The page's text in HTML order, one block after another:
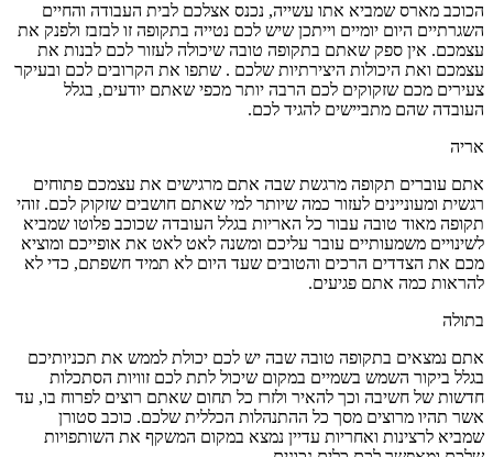
הכוכב מארס שמביא אתו עשייה, נכנס אצלכם לבית העבודה והחיים
השגרתיים היום יומיים וייתכן שיש לכם נטייה בתקופה זו לבזבז ולפנק את
עצמכם. אין ספק שאתם בתקופה טובה שיכולה לעזור לכם לבנות את
עצמכם ואת היכולות היצירתיות שלכם . שתפו את הקרובים לכם ובעיקר
צעירים מכם שזקוקים לכם הרבה יותר מכפי שאתם יודעים, בגלל
העובדה שהם מתביישים להגיד לכם.
אריה
אתם עוברים תקופה מרגשת שבה אתם מרגישים את עצמכם פתוחים
רגשית ומעוניינים לעזור כמה שיותר למי שאתם חושבים שזקוק לכם. זוהי
תקופה מאוד טובה עבור כל האריות בגלל העובדה שכוכב פלוטו שמביא
לשינויים משמעותיים עובר עליכם ומשנה לאט לאט את אופייכם ומוציא
מכם את הצדדים הרכים והטובים שעד היום לא תמיד חשפתם, כדי לא
להראות כמה אתם פגיעים.
בתולה
אתם נמצאים בתקופה טובה שבה יש לכם יכולת לממש את תכניותיכם
בגלל ביקור השמש בשמיים במקום שיכול לתת לכם זוויות הסתכלות
חדשות של חשיבה וכך להאיר ולזרז כל תחום שאתם רוצים לפרוח בו, עד
אשר תהיו מרוצים מסך כל ההתנהלות הכללית שלכם. כוכב סטורן
שמביא לרצינות ואחריות עדיין נמצא במקום המשקף את השותפויות